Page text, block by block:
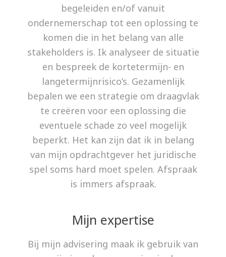
begeleiden en/of vanuit
ondernemerschap tot een oplossing te
komen die in het belang van alle
stakeholders is. Ik analyseer de situatie
en bespreek de kortetermijn- en
langetermijnrisico’s. Gezamenlijk
bepalen we een strategie om draagvlak
te creëren voor een oplossing die
eventuele schade zo veel mogelijk
beperkt. Het kan zijn dat ik in belang
van mijn opdrachtgever het juridische
spel soms hard moet spelen. Afspraak
is immers afspraak.
Mijn expertise
Bij mijn advisering maak ik gebruik van